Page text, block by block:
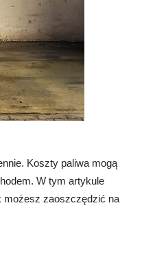
Koszty paliwa mogą
W tym artykule
możesz zaoszczędzić na